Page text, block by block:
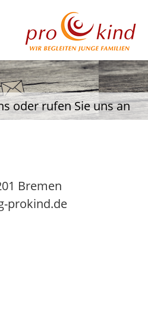
oder rufen Sie uns an
Bremen
prokind.de